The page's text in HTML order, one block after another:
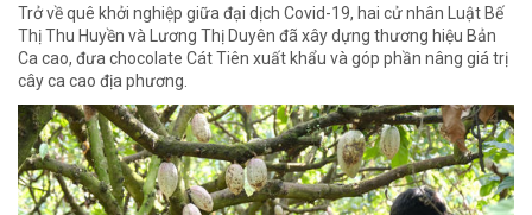
Trở về quê khởi nghiệp giữa đại dịch Covid-19, hai cử nhân Luật Bế
Thị Thu Huyền và Lương Thị Duyên đã xây dựng thương hiệu Bản
Ca cao, đưa chocolate Cát Tiên xuất khẩu và góp phần nâng giá trị
cây ca cao địa phương.